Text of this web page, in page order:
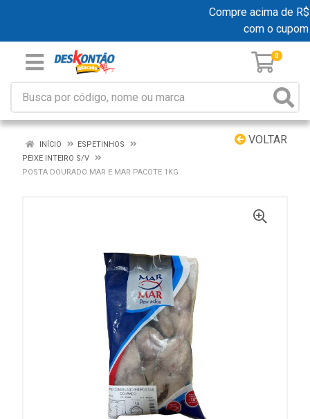
Compre acima de
com o cupom
0
VOLTAR
INÍCIO
ESPETINHOS
PEIXE INTEIRO S/V
POSTA DOURADO MAR E MAR PACOTE 1KG